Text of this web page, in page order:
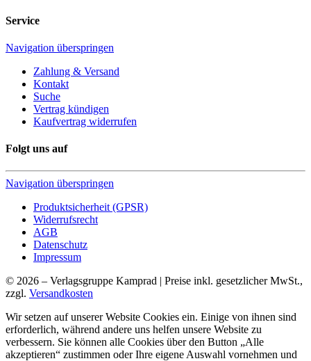
Service
Navigation überspringen
Zahlung & Versand
Kontakt
Suche
Vertrag kündigen
Kaufvertrag widerrufen
Folgt uns auf
Navigation überspringen
Produktsicherheit (GPSR)
Widerrufsrecht
AGB
Datenschutz
Impressum
© 2026 – Verlagsgruppe Kamprad | Preise inkl. gesetzlicher MwSt.,
zzgl. Versandkosten
Wir setzen auf unserer Website Cookies ein. Einige von ihnen sind
erforderlich, während andere uns helfen unsere Website zu
verbessern. Sie können alle Cookies über den Button „Alle
akzeptieren“ zustimmen oder Ihre eigene Auswahl vornehmen und